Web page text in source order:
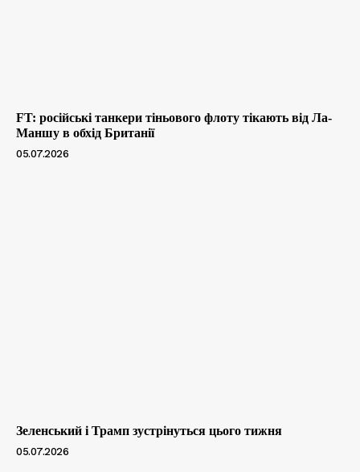
FT: російські танкери тіньового флоту тікають від Ла-
Маншу в обхід Британії
05.07.2026
Зеленський і Трамп зустрінуться цього тижня
05.07.2026